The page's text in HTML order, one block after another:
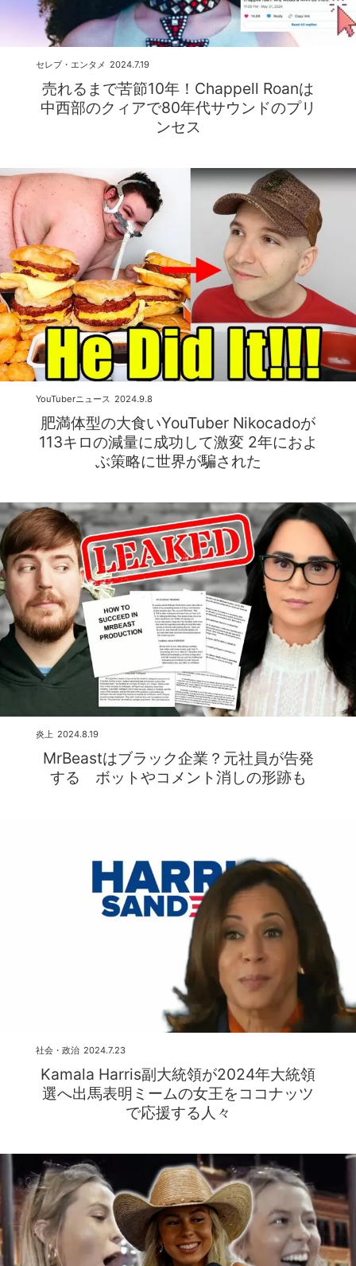
セレブ・エンタメ 2024.7.19
売れるまで苦節10年！Chappell Roanは
中西部のクィアで80年代サウンドのプリ
ンセス
YouTuberニュース 2024.9.8
肥満体型の大食いYouTuber Nikocadoが
113キロの減量に成功して激変 2年におよ
ぶ策略に世界が騙された
炎上 2024.8.19
MrBeastはブラック企業？元社員が告発
する ボットやコメント消しの形跡も
社会・政治 2024.7.23
Kamala Harris副大統領が2024年大統領
選へ出馬表明ミームの女王をココナッツ
で応援する人々